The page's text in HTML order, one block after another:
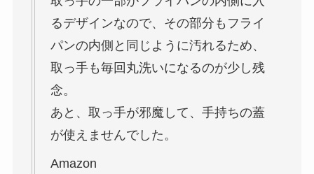
るデザインなので、その部分もフライ
パンの内側と同じように汚れるため、
取っ手も毎回丸洗いになるのが少し残
念。
あと、取っ手が邪魔して、手持ちの蓋
が使えませんでした。
Amazon